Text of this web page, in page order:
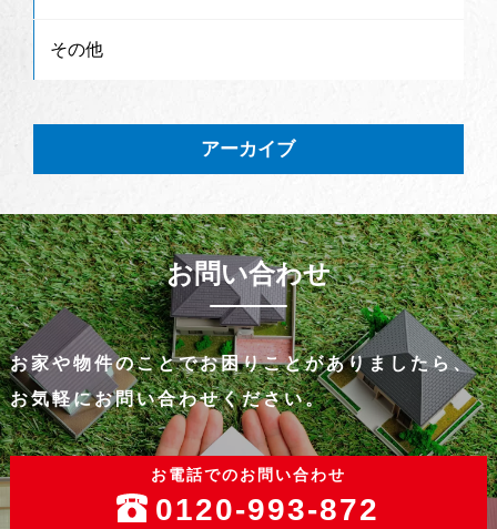
その他
アーカイブ
お問い合わせ
お家や物件のことでお困りことがありましたら、
お気軽にお問い合わせください。
お電話でのお問い合わせ
0120-993-872